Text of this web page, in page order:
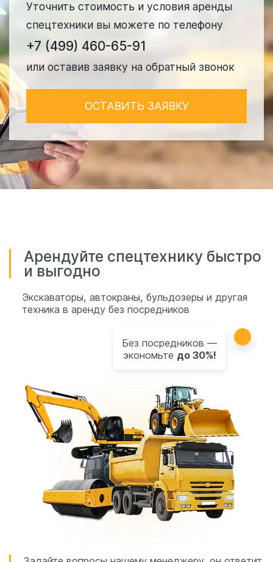
Уточнить стоимость и условия аренды
спецтехники вы можете по телефону
+7 (499) 460-65-91
или оставив заявку на обратный звонок
ОСТАВИТЬ ЗАЯВКУ
Арендуйте спецтехнику быстро
и выгодно
Экскаваторы, автокраны, бульдозеры и другая
техника в аренду без посредников
Без посредников —
экономьте до 30%!